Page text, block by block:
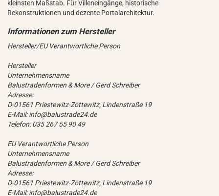
kleinsten Maßstab. Für Villeneingänge, historische
Rekonstruktionen und dezente Portalarchitektur.
Hersteller/EU Verantwortliche Person
Hersteller
Unternehmensname
Balustradenformen & More / Gerd Schreiber
Adresse:
D-01561 Priestewitz-Zottewitz, Lindenstraße 19
E-Mail: info@balustrade24.de
Telefon: 035 267 55 90 49
EU Verantwortliche Person
Unternehmensname
Balustradenformen & More / Gerd Schreiber
Adresse:
D-01561 Priestewitz-Zottewitz, Lindenstraße 19
E-Mail: info@balustrade24.de